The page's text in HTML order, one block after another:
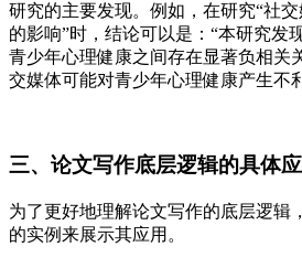
研究的主要发现。例如，在研究“社
的影响”时，结论可以是：“本研究发
青少年心理健康之间存在显著负相关
交媒体可能对青少年心理健康产生不
三、论文写作底层逻辑的具体
为了更好地理解论文写作的底层逻辑
的实例来展示其应用。